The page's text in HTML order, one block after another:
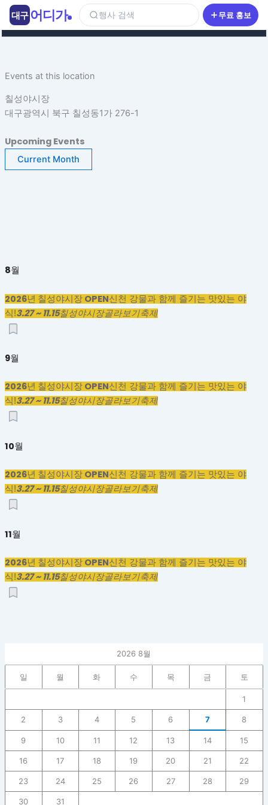
츠
너
뛰
Events at this location
칠성야시장
대구광역시 북구 칠성동1가 276-1
Upcoming Events
Current Month
8월
2026년 칠성야시장 OPEN신천 강물과 함께 즐기는 맛있는 야
식!3.27 ~ 11.15칠성야시장골라보기축제
9월
2026년 칠성야시장 OPEN신천 강물과 함께 즐기는 맛있는 야
식!3.27 ~ 11.15칠성야시장골라보기축제
10월
2026년 칠성야시장 OPEN신천 강물과 함께 즐기는 맛있는 야
식!3.27 ~ 11.15칠성야시장골라보기축제
11월
2026년 칠성야시장 OPEN신천 강물과 함께 즐기는 맛있는 야
식!3.27 ~ 11.15칠성야시장골라보기축제
2026 8월
일 월 화 수 목 금 토
1
2 3 4 5 6 7 8
9 10 11 12 13 14 15
16 17 18 19 20 21 22
23 24 25 26 27 28 29
30 31
대구 어디가 행사 검색 무료 홍보